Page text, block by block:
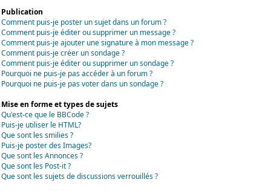
Publication
Comment puis-je poster un sujet dans un forum ?
Comment puis-je éditer ou supprimer un message ?
Comment puis-je ajouter une signature à mon message ?
Comment puis-je créer un sondage ?
Comment puis-je éditer ou supprimer un sondage ?
Pourquoi ne puis-je pas accéder à un forum ?
Pourquoi ne puis-je pas voter dans un sondage ?
Mise en forme et types de sujets
Qu'est-ce que le BBCode ?
Puis-je utiliser le HTML?
Que sont les smilies ?
Puis-je poster des Images?
Que sont les Annonces ?
Que sont les Post-it ?
Que sont les sujets de discussions verrouillés ?